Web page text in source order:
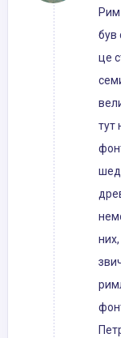
Рим
був
це
тут